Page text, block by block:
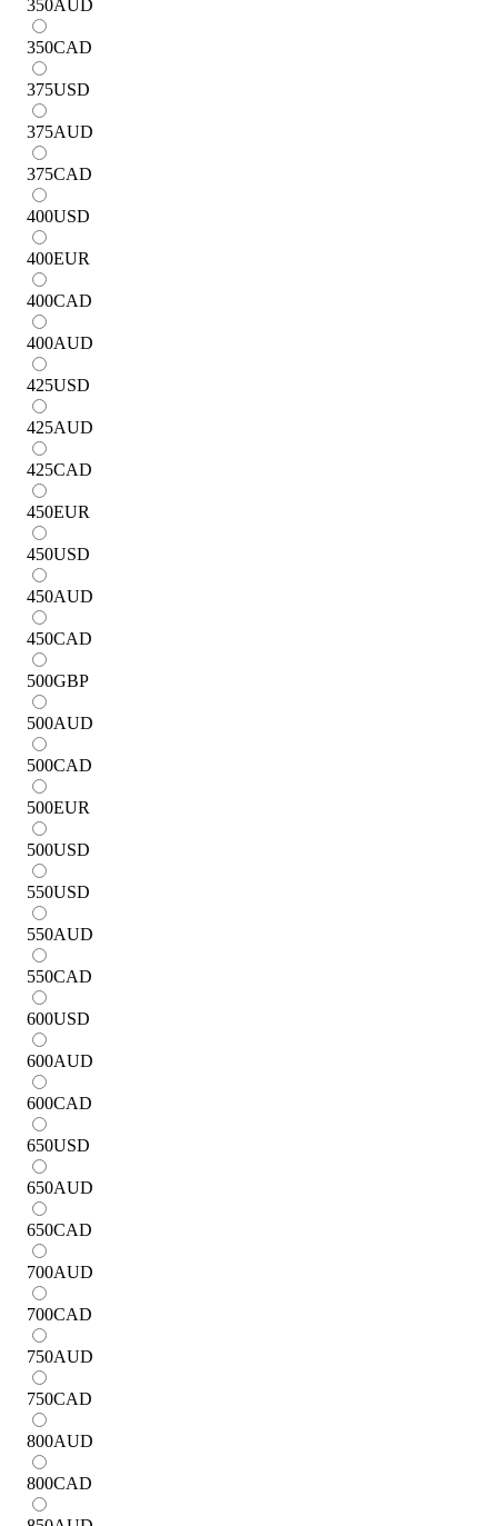
350AUD
350CAD
375USD
375AUD
375CAD
400USD
400EUR
400CAD
400AUD
425USD
425AUD
425CAD
450EUR
450USD
450AUD
450CAD
500GBP
500AUD
500CAD
500EUR
500USD
550USD
550AUD
550CAD
600USD
600AUD
600CAD
650USD
650AUD
650CAD
700AUD
700CAD
750AUD
750CAD
800AUD
800CAD